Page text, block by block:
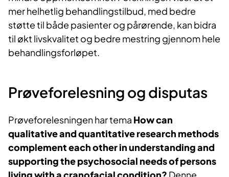
mer helhetlig behandlingstilbud, med bedre
støtte til både pasienter og pårørende, kan bidra
til økt livskvalitet og bedre mestring gjennom hele
behandlingsforløpet.
Prøveforelesning og disputas
Prøveforelesningen har tema How can
qualitative and quantitative research methods
complement each other in understanding and
supporting the psychosocial needs of persons